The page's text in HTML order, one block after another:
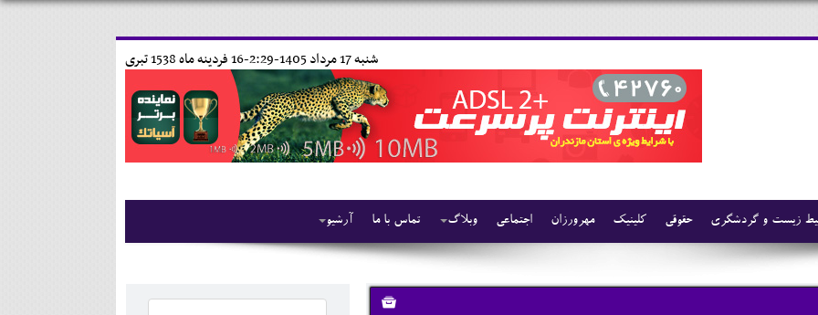
16 فردينه ماه 1538 تبری شنبه 17 مرداد 1405-2:29-
آرشیو تماس با ما وبلاگ اجتماعی مهرورزان کلینیک حقوقی زیست و گردشگری